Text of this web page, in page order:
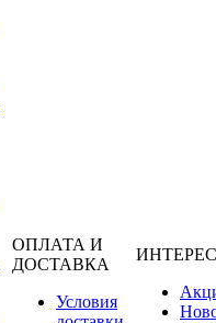
ОПЛАТА И
ДОСТАВКА
Условия